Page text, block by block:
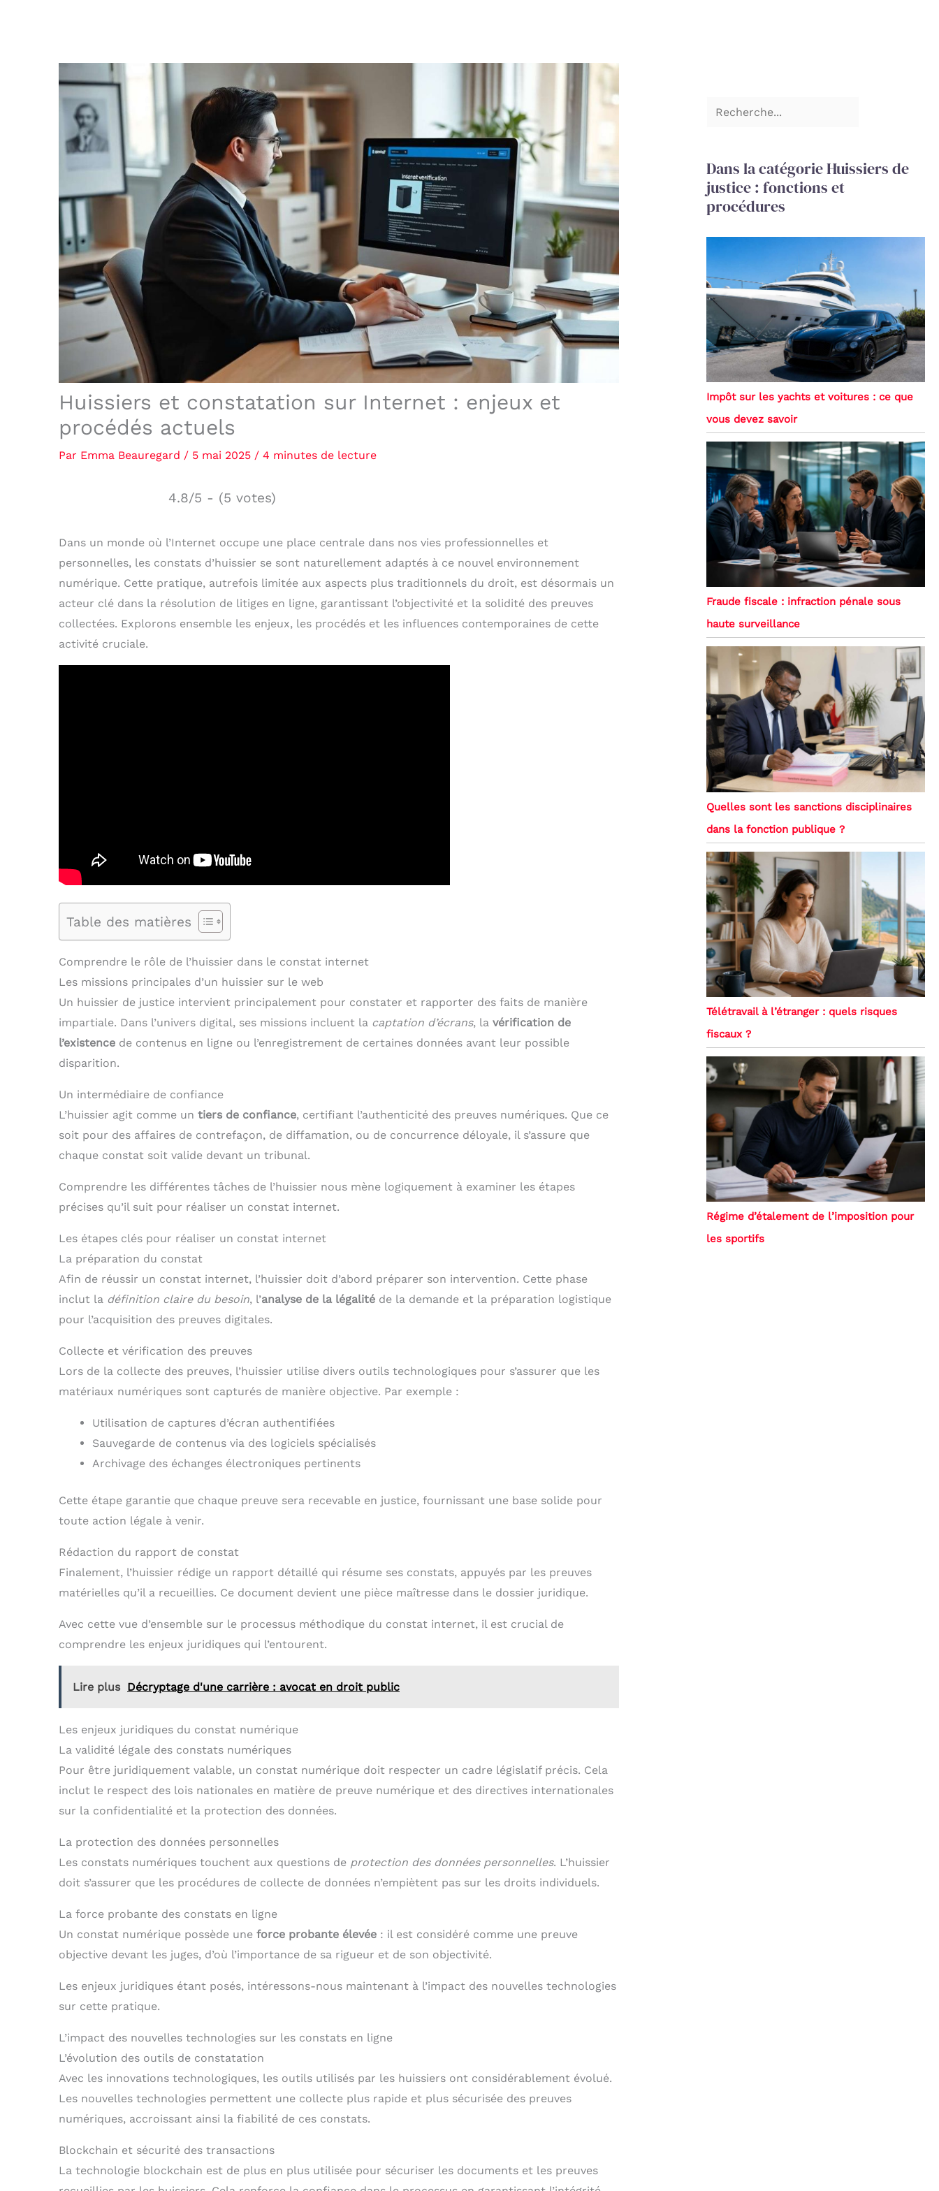
Huissiers et constatation sur Internet : enjeux et
procédés actuels
Par Emma Beauregard / 5 mai 2025 / 4 minutes de lecture
4.8/5 - (5 votes)
Dans un monde où l’Internet occupe une place centrale dans nos vies professionnelles et
personnelles, les constats d’huissier se sont naturellement adaptés à ce nouvel environnement
numérique. Cette pratique, autrefois limitée aux aspects plus traditionnels du droit, est désormais un
acteur clé dans la résolution de litiges en ligne, garantissant l’objectivité et la solidité des preuves
collectées. Explorons ensemble les enjeux, les procédés et les influences contemporaines de cette
activité cruciale.
Table des matières
Comprendre le rôle de l’huissier dans le constat internet
Les missions principales d’un huissier sur le web
Un huissier de justice intervient principalement pour constater et rapporter des faits de manière
impartiale. Dans l’univers digital, ses missions incluent la captation d’écrans, la vérification de
l’existence de contenus en ligne ou l’enregistrement de certaines données avant leur possible
disparition.
Un intermédiaire de confiance
L’huissier agit comme un tiers de confiance, certifiant l’authenticité des preuves numériques. Que ce
soit pour des affaires de contrefaçon, de diffamation, ou de concurrence déloyale, il s’assure que
chaque constat soit valide devant un tribunal.
Comprendre les différentes tâches de l’huissier nous mène logiquement à examiner les étapes
précises qu’il suit pour réaliser un constat internet.
Les étapes clés pour réaliser un constat internet
La préparation du constat
Afin de réussir un constat internet, l’huissier doit d’abord préparer son intervention. Cette phase
inclut la définition claire du besoin, l’analyse de la légalité de la demande et la préparation logistique
pour l’acquisition des preuves digitales.
Collecte et vérification des preuves
Lors de la collecte des preuves, l’huissier utilise divers outils technologiques pour s’assurer que les
matériaux numériques sont capturés de manière objective. Par exemple :
Utilisation de captures d’écran authentifiées
Sauvegarde de contenus via des logiciels spécialisés
Archivage des échanges électroniques pertinents
Cette étape garantie que chaque preuve sera recevable en justice, fournissant une base solide pour
toute action légale à venir.
Rédaction du rapport de constat
Finalement, l’huissier rédige un rapport détaillé qui résume ses constats, appuyés par les preuves
matérielles qu’il a recueillies. Ce document devient une pièce maîtresse dans le dossier juridique.
Avec cette vue d’ensemble sur le processus méthodique du constat internet, il est crucial de
comprendre les enjeux juridiques qui l’entourent.
Lire plus Décryptage d'une carrière : avocat en droit public
Les enjeux juridiques du constat numérique
La validité légale des constats numériques
Pour être juridiquement valable, un constat numérique doit respecter un cadre législatif précis. Cela
inclut le respect des lois nationales en matière de preuve numérique et des directives internationales
sur la confidentialité et la protection des données.
La protection des données personnelles
Les constats numériques touchent aux questions de protection des données personnelles. L’huissier
doit s’assurer que les procédures de collecte de données n’empiètent pas sur les droits individuels.
La force probante des constats en ligne
Un constat numérique possède une force probante élevée : il est considéré comme une preuve
objective devant les juges, d’où l’importance de sa rigueur et de son objectivité.
Les enjeux juridiques étant posés, intéressons-nous maintenant à l’impact des nouvelles technologies
sur cette pratique.
L’impact des nouvelles technologies sur les constats en ligne
L’évolution des outils de constatation
Avec les innovations technologiques, les outils utilisés par les huissiers ont considérablement évolué.
Les nouvelles technologies permettent une collecte plus rapide et plus sécurisée des preuves
numériques, accroissant ainsi la fiabilité de ces constats.
Blockchain et sécurité des transactions
La technologie blockchain est de plus en plus utilisée pour sécuriser les documents et les preuves
Dans la catégorie Huissiers de
justice : fonctions et
procédures
Impôt sur les yachts et voitures : ce que
vous devez savoir
Fraude fiscale : infraction pénale sous
haute surveillance
Quelles sont les sanctions disciplinaires
dans la fonction publique ?
Télétravail à l’étranger : quels risques
fiscaux ?
Régime d’étalement de l’imposition pour
les sportifs